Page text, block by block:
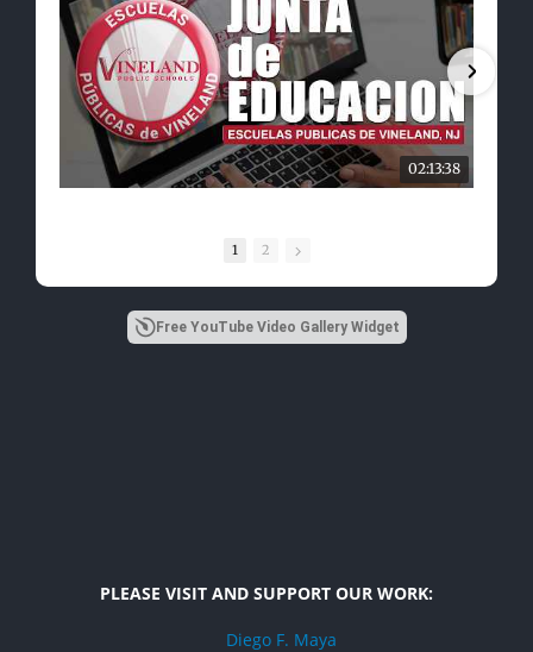
02:13:38
1 2
Free YouTube Video Gallery Widget
PLEASE VISIT AND SUPPORT OUR WORK:
Diego F. Maya